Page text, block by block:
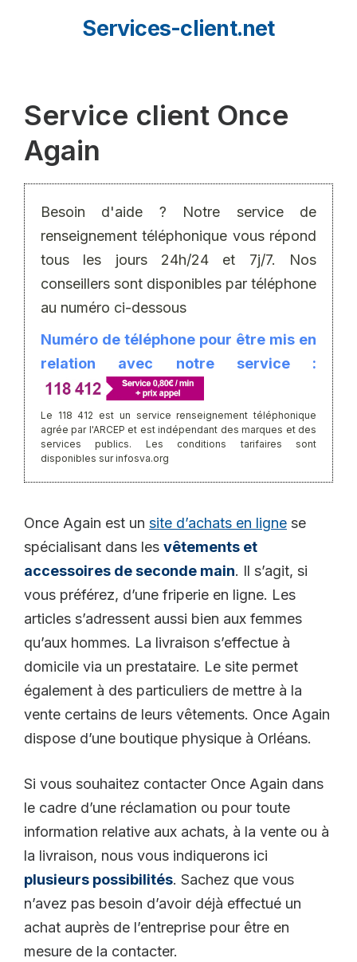
Services-client.net
Service client Once
Again
Besoin d'aide ? Notre service de
renseignement téléphonique vous répond
tous les jours 24h/24 et 7j/7. Nos
conseillers sont disponibles par téléphone
au numéro ci-dessous
Numéro de téléphone pour être mis en
relation avec notre service :
Le 118 412 est un service renseignement téléphonique
agrée par l'ARCEP et est indépendant des marques et des
services publics. Les conditions tarifaires sont
disponibles sur infosva.org
Once Again est un site d’achats en ligne se
spécialisant dans les vêtements et
accessoires de seconde main. Il s’agit, si
vous préférez, d’une friperie en ligne. Les
articles s’adressent aussi bien aux femmes
qu’aux hommes. La livraison s’effectue à
domicile via un prestataire. Le site permet
également à des particuliers de mettre à la
vente certains de leurs vêtements. Once Again
dispose d’une boutique physique à Orléans.
Si vous souhaitez contacter Once Again dans
le cadre d’une réclamation ou pour toute
information relative aux achats, à la vente ou à
la livraison, nous vous indiquerons ici
plusieurs possibilités. Sachez que vous
n’avez pas besoin d’avoir déjà effectué un
achat auprès de l’entreprise pour être en
mesure de la contacter.